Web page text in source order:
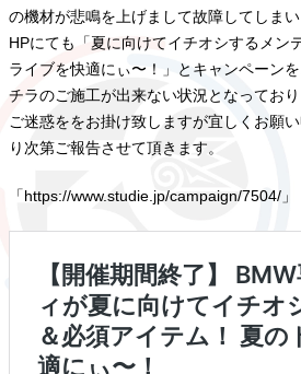
の機材が悲鳴を上げまして故障してしま
HPにても「夏に向けてイチオシするメン
ライブを快適にぃ〜！」とキャンペーン
チラのご施工が出来ない状況となってお
ご迷惑ををお掛け致しますが宜しくお願
り次第ご報告させて頂きます。
「https://www.studie.jp/campaign/7504/」